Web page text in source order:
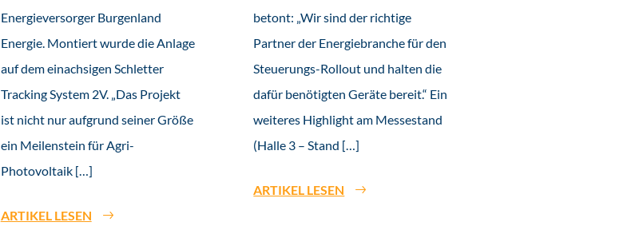
Energieversorger Burgenland
Energie. Montiert wurde die Anlage
auf dem einachsigen Schletter
Tracking System 2V. „Das Projekt
ist nicht nur aufgrund seiner Größe
ein Meilenstein für Agri-
Photovoltaik […]
ARTIKEL LESEN
betont: „Wir sind der richtige
Partner der Energiebranche für den
Steuerungs-Rollout und halten die
dafür benötigten Geräte bereit.“ Ein
weiteres Highlight am Messestand
(Halle 3 – Stand […]
ARTIKEL LESEN